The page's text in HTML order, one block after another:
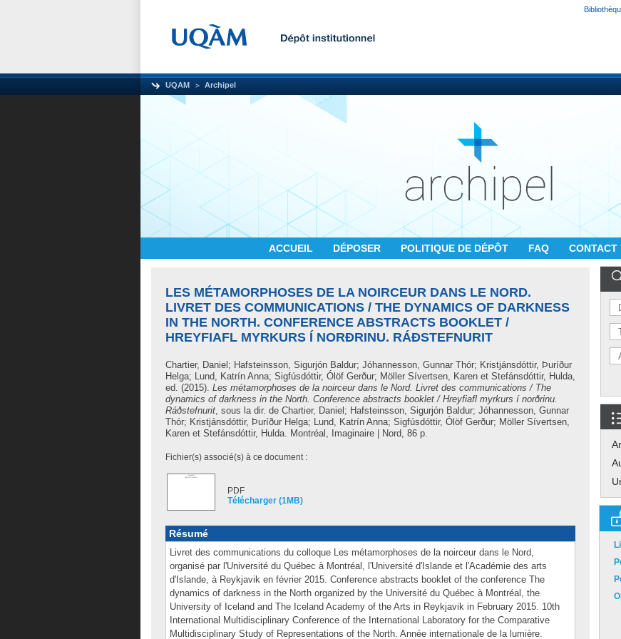
UQAM Archipel
ACCUEIL DÉPOSER POLITIQUE DE DÉPÔT FAQ CONTACT
LES MÉTAMORPHOSES DE LA NOIRCEUR DANS LE NORD.
LIVRET DES COMMUNICATIONS / THE DYNAMICS OF DARKNESS
IN THE NORTH. CONFERENCE ABSTRACTS BOOKLET /
HREYFIAFL MYRKURS Í NORÐRINU. RÁÐSTEFNURIT
Chartier, Daniel ; Hafsteinsson, Sigurjón Baldur; Jóhannesson, Gunnar Thór; Kristjánsdóttir, Þuríður
Helga; Lund, Katrín Anna; Sigfúsdóttir, Ólöf Gerður; Möller Sívertsen, Karen et Stefánsdóttir, Hulda,
ed. (2015). Les métamorphoses de la noirceur dans le Nord. Livret des communications / The
dynamics of darkness in the North. Conference abstracts booklet / Hreyfiafl myrkurs í norðrinu.
Ráðstefnurit, sous la dir. de Chartier, Daniel ; Hafsteinsson, Sigurjón Baldur; Jóhannesson, Gunnar
Thór; Kristjánsdóttir, Þuríður Helga; Lund, Katrín Anna; Sigfúsdóttir, Ólöf Gerður; Möller Sívertsen,
Karen et Stefánsdóttir, Hulda. Montréal, Imaginaire | Nord, 86 p.
Fichier(s) associé(s) à ce document :
PDF
Télécharger (1MB)
Résumé
Livret des communications du colloque Les métamorphoses de la noirceur dans le Nord,
organisé par l'Université du Québec à Montréal, l'Université d'Islande et l'Académie des arts
d'Islande, à Reykjavik en février 2015. Conference abstracts booklet of the conference The
dynamics of darkness in the North organized by the Université du Québec à Montréal, the
University of Iceland and The Iceland Academy of the Arts in Reykjavik in February 2015. 10th
International Multidisciplinary Conference of the International Laboratory for the Comparative
Multidisciplinary Study of Representations of the North. Année internationale de la lumière.